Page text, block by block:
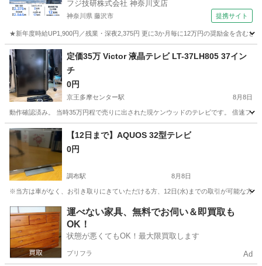
フジ技研株式会社 神奈川支店
神奈川県 藤沢市 提携サイト
★新年度時給UP1,900円／残業・深夜2,375円 更に3か月毎に12万円の奨励金を含む
神奈川 藤沢市 その他
定価35万 Victor 液晶テレビ LT-37LH805 37イン
チ
0円
京王多摩センター駅 8月8日
動作確認済み。 当時35万円程で売りに出された現ケンウッドのテレビです。 倍速フ
東京 多摩市 京王多摩センター駅 テレビ
【12日まで】AQUOS 32型テレビ
0円
調布駅 8月8日
※当方は車がなく、お引き取りにきていただける方、12日(水)までの取引が可能な方
東京 調布市 調布駅 テレビ
運べない家具、無料でお伺い＆即買取も
OK！
状態が悪くてもOK！最大限買取します
プリフラ Ad